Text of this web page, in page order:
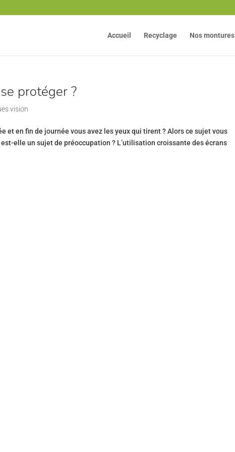
Accueil Recyclage Nos montures
protéger ?
vision
et en fin de journée vous avez les yeux qui tirent ? Alors ce sujet vous
elle un sujet de préoccupation ? L’utilisation croissante des écrans